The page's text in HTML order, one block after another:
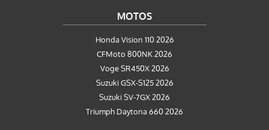
MOTOS
Honda Vision 110 2026
CFMoto 800NK 2026
Voge SR450X 2026
Suzuki GSX-S125 2026
Suzuki SV-7GX 2026
Triumph Daytona 660 2026